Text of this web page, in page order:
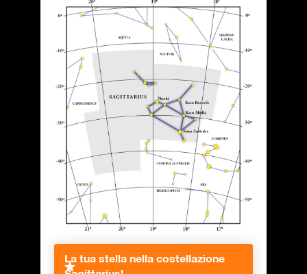
La tua stella nella costellazione